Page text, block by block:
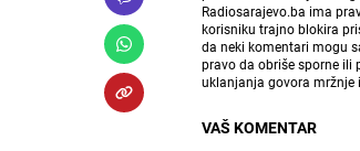
Radiosarajevo.ba ima
korisniku trajno blokira
da neki komentari mogu
pravo da obriše sporne ili
uklanjanja govora mržnje
VAŠ KOMENTAR